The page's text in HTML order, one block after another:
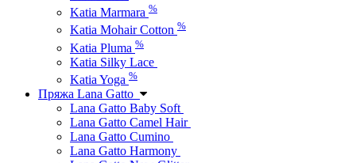
Katia Marmara %
Katia Mohair Cotton %
Katia Pluma %
Katia Silky Lace
Katia Yoga %
Пряжа Lana Gatto
Lana Gatto Baby Soft
Lana Gatto Camel Hair
Lana Gatto Cumino
Lana Gatto Harmony